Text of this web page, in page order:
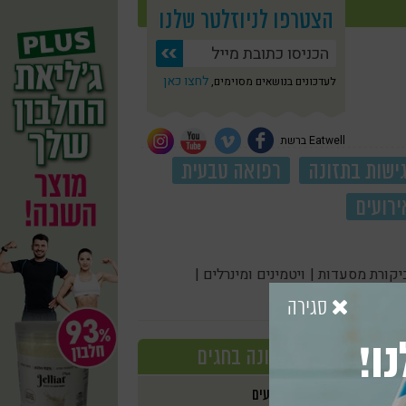
הצטרפו לניוזלטר שלנו
לעדכונים בנושאים מסוימים, לחצו כאן
Eatwell ברשת
גישות בתזונה
רפואה טבעית
מסעדות | ויטמינים ומינרלים |
תזונה בחגים
אירועים
סגירה